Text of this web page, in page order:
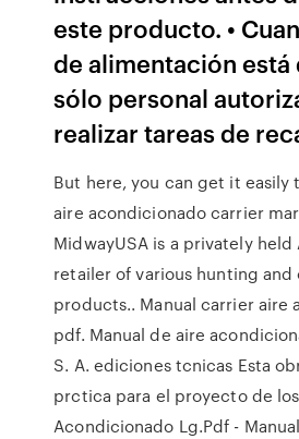
este producto. •
de alimentación está
sólo personal
realizar tareas de
But here, you can get it easily
aire acondicionado carrier
MidwayUSA is a privately held
retailer of various hunting
products.. Manual carrier aire
pdf. Manual de aire
S. A. ediciones tcnicas Esta
prctica para el proyecto de
Acondicionado Lg.Pdf -